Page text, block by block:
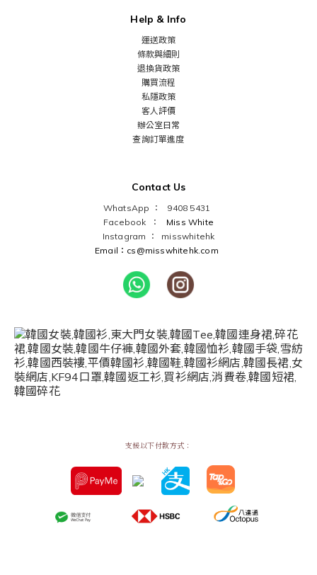
Help & Info
運送政策
條款與細則
退換貨政策
購買流程
私隱政策
客人評價
辦公室日常
查詢訂單進度
Contact Us
WhatsApp ： 9408 5431
Facebook ： Miss White
Instagram ： misswhitehk
Email：cs@misswhitehk.com
支援以下付款方式：